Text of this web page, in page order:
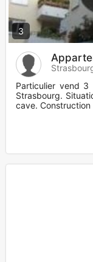
3
Particulier vend 3
Strasbourg.
cave.